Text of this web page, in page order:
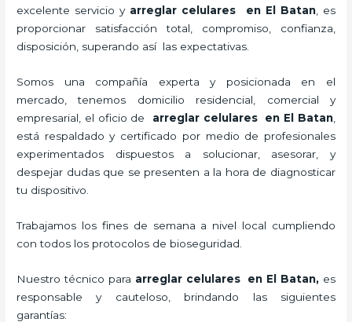
excelente servicio y arreglar celulares en El Batan, es
proporcionar satisfacción total, compromiso, confianza,
disposición, superando así las expectativas.
Somos una compañía experta y posicionada en el
mercado, tenemos domicilio residencial, comercial y
empresarial, el oficio de arreglar celulares en El Batan,
está respaldado y certificado por medio de profesionales
experimentados dispuestos a solucionar, asesorar, y
despejar dudas que se presenten a la hora de diagnosticar
tu dispositivo.
Trabajamos los fines de semana a nivel local cumpliendo
con todos los protocolos de bioseguridad.
Nuestro técnico para arreglar celulares en El Batan, es
responsable y cauteloso, brindando las siguientes
garantías: